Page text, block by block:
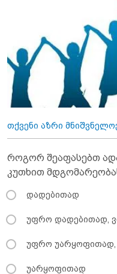
თქვენი აზრი
როგორ შეაფასებთ
კუთხით
დადებითად
უფრო დადებითად,
უფრო
უარყოფითად